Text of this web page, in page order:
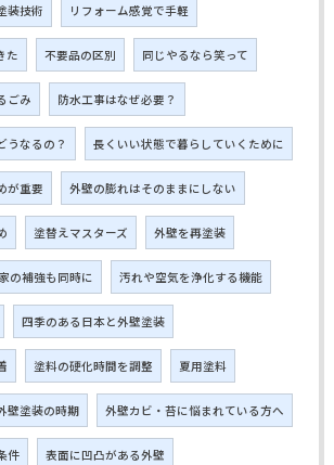
装技術 リフォーム感覚で手軽
た 不要品の区別 同じやるなら笑って
ごみ 防水工事はなぜ必要？
うなるの？ 長くいい状態で暮らしていくために
が重要 外壁の膨れはそのままにしない
塗替えマスターズ 外壁を再塗装
家の補強も同時に 汚れや空気を浄化する機能
四季のある日本と外壁塗装
塗料の硬化時間を調整 夏用塗料
壁塗装の時期 外壁カビ・苔に悩まれている方へ
件 表面に凹凸がある外壁